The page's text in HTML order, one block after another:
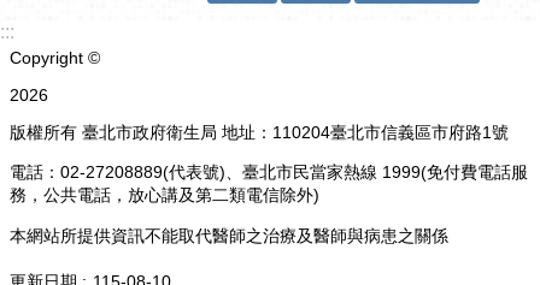
:::
Copyright ©
2026
版權所有 臺北市政府衛生局 地址：110204臺北市信義區市府路1號
電話：02-27208889(代表號)、臺北市民當家熱線 1999(免付費電話服
務，公共電話，放心講及第二類電信除外)
本網站所提供資訊不能取代醫師之治療及醫師與病患之關係